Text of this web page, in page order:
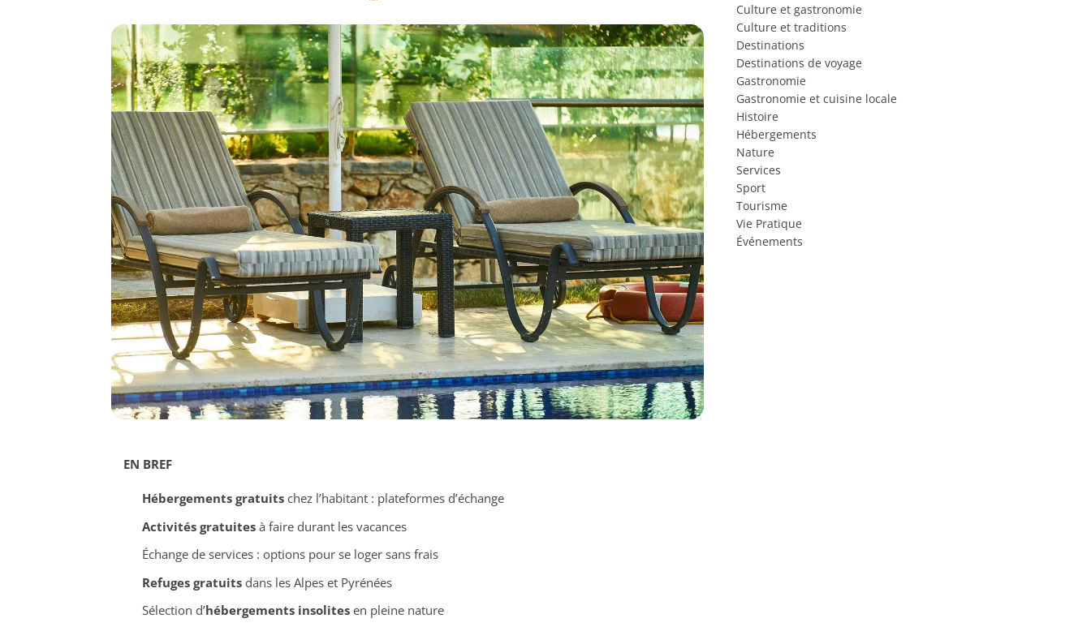
EN BREF
Hébergements gratuitschez l’habitant : plateformes d’échange
Activités gratuitesà faire durant les vacances
Échange de services : options pour se loger sans frais
Refuges gratuitsdans les Alpes et Pyrénées
Sélection d’hébergements insolitesen pleine nature
Culture et gastronomie
Culture et traditions
Destinations
Destinations de voyage
Gastronomie
Gastronomie et cuisine locale
Histoire
Hébergements
Nature
Services
Sport
Tourisme
Vie Pratique
Événements